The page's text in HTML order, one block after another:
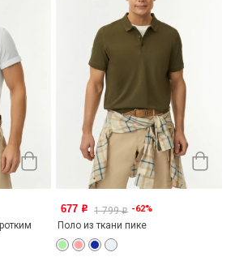
677 o 1 799o -62%
Поло из ткани пике